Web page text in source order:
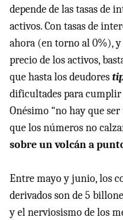
depende de las tasas de
activos. Con tasas de
ahora (en torno al 0%),
precio de los activos,
que hasta los deudores
dificultades para cumplir
Onésimo “no hay que
que los números no
sobre un volcán a
Entre mayo y junio, los
derivados son de 5
y el nerviosismo de los